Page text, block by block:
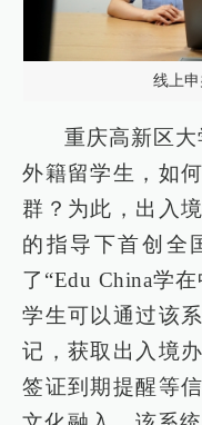
线上
重庆高新区
外籍留学生，如
群？为此，出入
的指导下首创全
了“Edu China学
学生可以通过该
记，获取出入境
签证到期提醒等